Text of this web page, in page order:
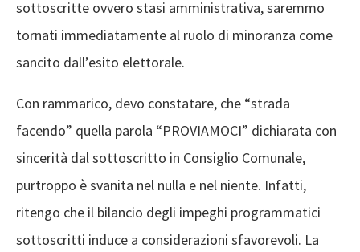
sottoscritte ovvero stasi amministrativa, saremmo
tornati immediatamente al ruolo di minoranza come
sancito dall’esito elettorale.
Con rammarico, devo constatare, che “strada
facendo” quella parola “PROVIAMOCI” dichiarata con
sincerità dal sottoscritto in Consiglio Comunale,
purtroppo è svanita nel nulla e nel niente. Infatti,
ritengo che il bilancio degli impeghi programmatici
sottoscritti induce a considerazioni sfavorevoli. La